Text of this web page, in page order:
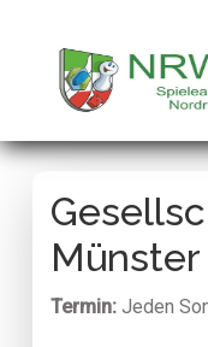
Münster
Termin: Jeden